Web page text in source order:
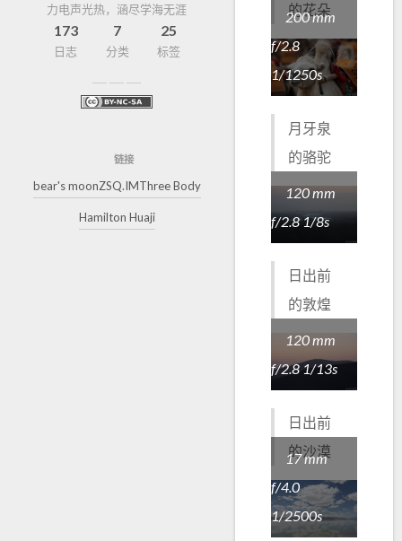
力电声光热，涵尽学海无涯
173
日志
7
分类
25
标签
链接
bear's moonZSQ.IMThree Body
Hamilton Huaji
的花朵
200 mm
f/2.8
1/1250s
月牙泉
的骆驼
120 mm
f/2.8 1/8s
日出前
的敦煌
120 mm
f/2.8 1/13s
日出前
的沙漠
17 mm
f/4.0
1/2500s